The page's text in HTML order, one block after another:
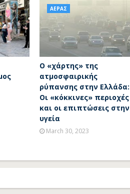
ΑΕΡΑΣ
Ο «χάρτης» της
ατμοσφαιρικής
ρύπανσης στην Ελλάδα:
Οι «κόκκινες» περιοχές
και οι επιπτώσεις στην
υγεία
March 30, 2023